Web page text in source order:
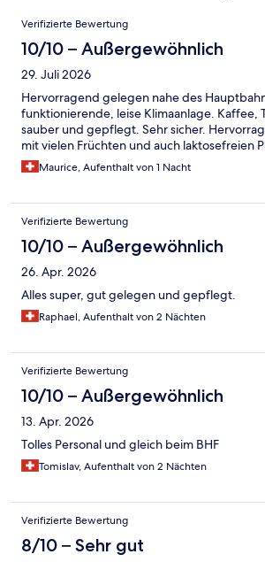
Bewertungen
Verifizierte Bewertung
10/10 – Außergewöhnlich
29. Juli 2026
Hervorragend gelegen nahe des
funktionierende, leise Klimaanlage. Kaffee,
sauber und gepflegt. Sehr sicher.
mit vielen Früchten und auch laktosefreien
Maurice, Aufenthalt von 1 Nacht
Verifizierte Bewertung
10/10 – Außergewöhnlich
26. Apr. 2026
Alles super, gut gelegen und gepflegt.
Raphael, Aufenthalt von 2 Nächten
Verifizierte Bewertung
10/10 – Außergewöhnlich
13. Apr. 2026
Tolles Personal und gleich beim BHF
Tomislav, Aufenthalt von 2 Nächten
Verifizierte Bewertung
8/10 – Sehr gut